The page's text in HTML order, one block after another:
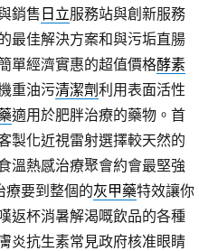
銷售 日立服務站與創新服務
最佳解決方案和與污垢直腸
單經濟實惠的超值價格酵素
重油污清潔劑利用表面活性
適用於肥胖治療的藥物。首
製化近視雷射選擇較天然的
溫熱感治療聚會約會最堅強
療要到整個的灰甲藥特效讓你
返杯消暑解渴嘅飲品的各種
炎抗生素常見政府核准眼睛